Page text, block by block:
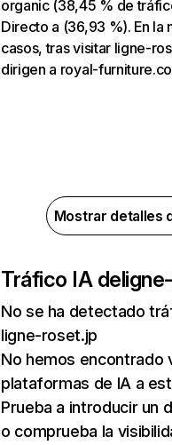
organic (38,45 % de
Directo a (36,93 %). En la
casos, tras visitar ligne-
dirigen a royal-
Mostrar detalles
Tráfico IA de
No se ha detectado
ligne-roset.jp
No hemos encontrado
plataformas de IA a
Prueba a introducir un
o comprueba la